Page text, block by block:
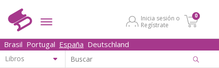
Inicia sesión o
Regístrate
0
Brasil Portugal España Deutschland